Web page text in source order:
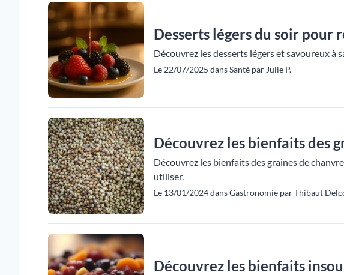
Desserts légers du soir pour
Découvrez les desserts légers et savoureux à
Le 22/07/2025 dans Santé par Julie P.
Découvrez les bienfaits des
Découvrez les bienfaits des graines de
utiliser.
Le 13/01/2024 dans Gastronomie par Thibaut
Découvrez les bienfaits